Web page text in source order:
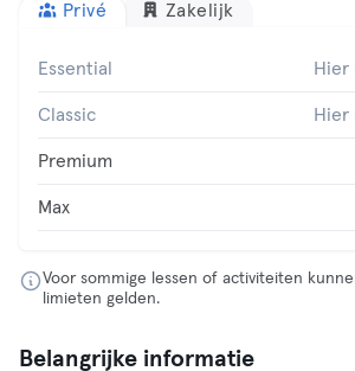
Privé Zakelijk
Essential Hier
Classic Hier
Premium
Max
Voor sommige lessen of activiteiten
limieten gelden.
Belangrijke informatie